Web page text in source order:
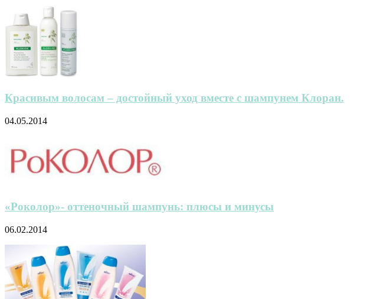
Красивым волосам – достойный уход вместе с шампунем Клоран.
04.05.2014
«Роколор»- оттеночный шампунь: плюсы и минусы
06.02.2014